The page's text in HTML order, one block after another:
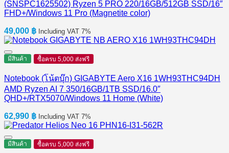
(SNSPC1625502) Ryzen 5 PRO 220/16GB/512GB SSD/16″
FHD+/Windows 11 Pro (Magnetite color)
49,000 ฿ Including VAT 7%
มีสินค้า ซื้อครบ 5,000 ส่งฟรี
Notebook (โน้ตบุ๊ก) GIGABYTE Aero X16 1WH93THC94DH
AMD Ryzen AI 7 350/16GB/1TB SSD/16.0″
QHD+/RTX5070/Windows 11 Home (White)
62,990 ฿ Including VAT 7%
มีสินค้า ซื้อครบ 5,000 ส่งฟรี